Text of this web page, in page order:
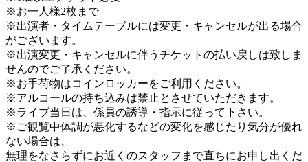
※お一人様2枚まで
※出演者・タイムテーブルには変更・キャンセルが出る場合
がございます。
※出演変更・キャンセルに伴うチケットの払い戻しは致しま
せんのでご了承ください。
※お手荷物はコインロッカーをご利用ください。
※アルコールの持ち込みは禁止とさせていただきます。
※ライブ当日は、係員の誘導・指示に従って下さい。
※ご観覧中体調が悪化するなどの変化を感じたり気分が優れ
ない場合は、
無理をなさらずにお近くのスタッフまで直ちにお申し出くだ